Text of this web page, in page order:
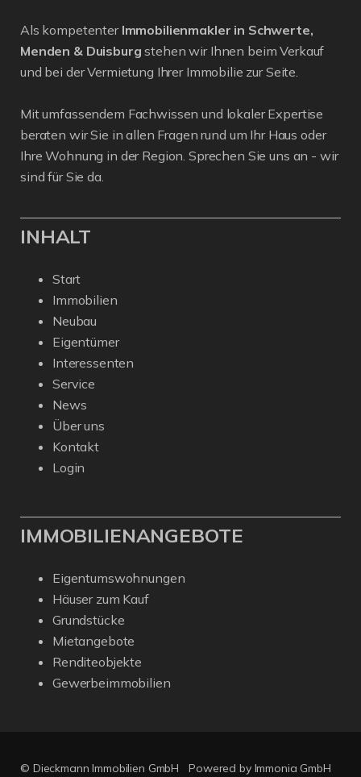
Als kompetenter Immobilienmakler in Schwerte,
Menden & Duisburg stehen wir Ihnen beim Verkauf
und bei der Vermietung Ihrer Immobilie zur Seite.
Mit umfassendem Fachwissen und lokaler Expertise
beraten wir Sie in allen Fragen rund um Ihr Haus oder
Ihre Wohnung in der Region. Sprechen Sie uns an - wir
sind für Sie da.
INHALT
Start
Immobilien
Neubau
Eigentümer
Interessenten
Service
News
Über uns
Kontakt
Login
IMMOBILIENANGEBOTE
Eigentumswohnungen
Häuser zum Kauf
Grundstücke
Mietangebote
Renditeobjekte
Gewerbeimmobilien
© Dieckmann Immobilien GmbH Powered by Immonia GmbH